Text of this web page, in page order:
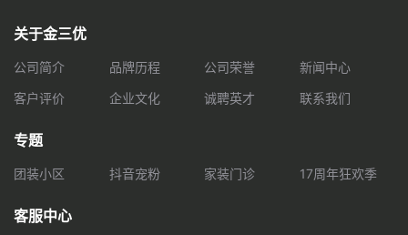
关于金三优
公司简介 品牌历程 公司荣誉
新闻中心
客户评价
企业文化 诚聘英才 联系我们
专题
团装小区 抖音宠粉 家装门诊 17周年狂欢季
客服中心